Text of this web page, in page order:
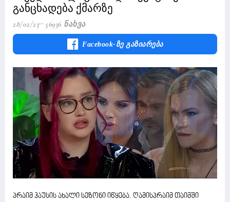
განცხადება ქმარზე
28/02/23 56936 Ნახვა
Facebook-Ზე Გაზიარება
პრაიმ ჰაუსის ახალი სეზონი იწყება. ღამისპრაიმ თაიმში